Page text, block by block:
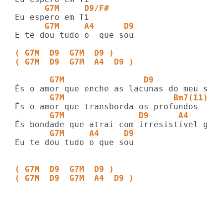
      G7M     D9/F#
      G7M     A4      D9
E te dou tudo o  que sou
( G7M  D9  G7M  D9 )
( G7M  D9  G7M  A4  D9 )
       G7M                D9           A4
G7M                      Bm7(11)
       G7M               D9      A4
       G7M     A4     D9
Eu te dou tudo o que sou
( G7M  D9  G7M  D9 )
( G7M  D9  G7M  A4  D9 )